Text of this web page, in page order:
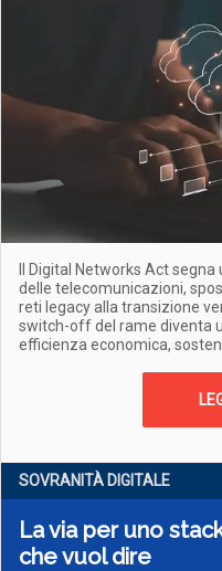
Il Digital Networks Act
delle telecomunicazioni,
reti legacy alla transizione
switch-off del rame diventa
efficienza economica,
SOVRANITÀ DIGITALE
La via per uno
che vuol dire